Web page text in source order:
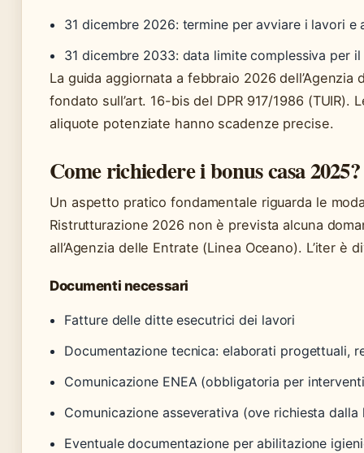
31 dicembre 2026: termine per avviare i lavori e
31 dicembre 2033: data limite complessiva per
La guida aggiornata a febbraio 2026
fondato sull’art. 16-bis del DPR 917/1986
aliquote potenziate hanno scadenze precise.
Come richiedere i bonus casa 2025?
Un aspetto pratico fondamentale riguarda le
Ristrutturazione 2026 non è prevista alcuna
all’Agenzia delle Entrate (Linea Oceano). L’iter
Documenti necessari
Fatture delle ditte esecutrici dei lavori
Documentazione tecnica: elaborati progettuali,
Comunicazione ENEA (obbligatoria per
Comunicazione asseverativa (ove richiesta dalla
Eventuale documentazione per abilitazione